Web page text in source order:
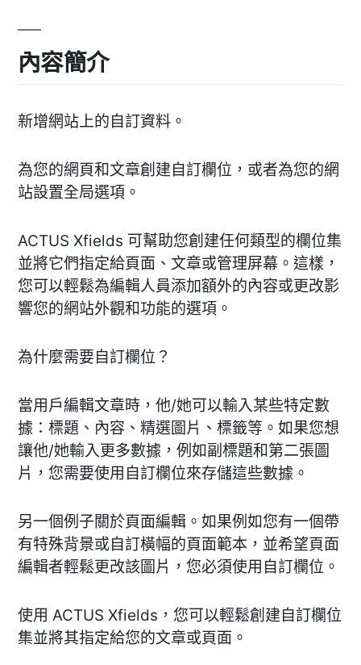
內容簡介
新增網站上的自訂資料。
為您的網頁和文章創建自訂欄位，或者為您的網
站設置全局選項。
ACTUS Xfields 可幫助您創建任何類型的欄位集
並將它們指定給頁面、文章或管理屏幕。這樣，
您可以輕鬆為編輯人員添加額外的內容或更改影
響您的網站外觀和功能的選項。
為什麼需要自訂欄位？
當用戶編輯文章時，他/她可以輸入某些特定數
據：標題、內容、精選圖片、標籤等。如果您想
讓他/她輸入更多數據，例如副標題和第二張圖
片，您需要使用自訂欄位來存儲這些數據。
另一個例子關於頁面編輯。如果例如您有一個帶
有特殊背景或自訂橫幅的頁面範本，並希望頁面
編輯者輕鬆更改該圖片，您必須使用自訂欄位。
使用 ACTUS Xfields，您可以輕鬆創建自訂欄位
集並將其指定給您的文章或頁面。